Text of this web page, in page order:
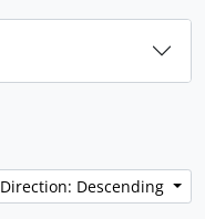
Direction: Descending